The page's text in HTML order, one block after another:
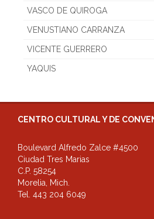
VASCO DE QUIROGA
VENUSTIANO CARRANZA
VICENTE GUERRERO
YAQUIS
CENTRO CULTURAL Y DE
Boulevard Alfredo Zalce #4500
Ciudad Tres Marias
C.P. 58254
Morelia, Mich.
Tel. 443 204 6049